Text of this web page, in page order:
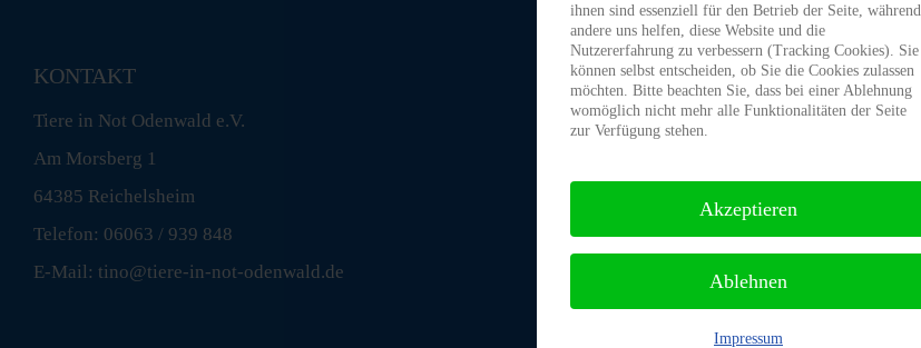
KONTAKT
Tiere in Not Odenwald e.V.
Am Morsberg 1
64385 Reichelsheim
Telefon: 06063 / 939 848
E-Mail: tino@tiere-in-not-odenwald.de
ihnen sind essenziell für den Betrieb der Seite, während
andere uns helfen, diese Website und die
Nutzererfahrung zu verbessern (Tracking Cookies). Sie
können selbst entscheiden, ob Sie die Cookies zulassen
möchten. Bitte beachten Sie, dass bei einer Ablehnung
womöglich nicht mehr alle Funktionalitäten der Seite
zur Verfügung stehen.
Akzeptieren
Ablehnen
Impressum